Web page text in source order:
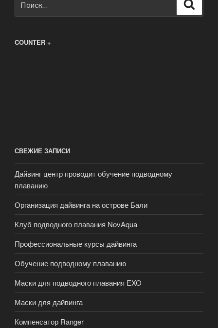
COUNTER +
СВЕЖИЕ ЗАПИСИ
Дайвинг центр проводит обучение подводному
плаванию
Организация дайвинга на острове Бали
Клуб подводного плавания NovAqua
Профессиональные курсы дайвинга
Обучение подводному плаванию
Маски для подводного плавания EXO
Маски для дайвинга
Компенсатор Ranger